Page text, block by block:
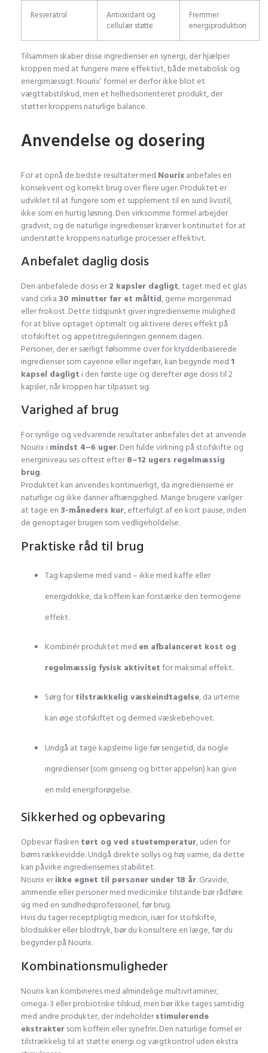
Resveratrol
Antioxidant og
cellulær støtte
Fremmer
energiproduktion
Tilsammen skaber disse ingredienser en synergi, der hjælper
kroppen med at fungere mere effektivt, både metabolisk og
energimæssigt. Nourix’ formel er derfor ikke blot et
vægttabstilskud, men et helhedsorienteret produkt, der
støtter kroppens naturlige balance.
Anvendelse og dosering
For at opnå de bedste resultater med Nourixanbefales en
konsekvent og korrekt brug over flere uger. Produktet er
udviklet til at fungere som et supplement til en sund livsstil,
ikke som en hurtig løsning. Den virksomme formel arbejder
gradvist, og de naturlige ingredienser kræver kontinuitet for at
understøtte kroppens naturlige processer effektivt.
Anbefalet daglig dosis
Den anbefalede dosis er2 kapsler dagligt, taget med et glas
vand cirka 30 minutter før et måltid, gerne morgenmad
eller frokost. Dette tidspunkt giver ingredienserne mulighed
for at blive optaget optimalt og aktivere deres effekt på
stofskiftet og appetitreguleringen gennem dagen.
Personer, der er særligt følsomme over for krydderibaserede
ingredienser som cayenne eller ingefær, kan begynde med1
kapsel dagligt i den første uge og derefter øge dosis til 2
kapsler, når kroppen har tilpasset sig.
Varighed af brug
For synlige og vedvarende resultater anbefales det at anvende
Nourix imindst 4–6 uger. Den fulde virkning på stofskifte og
energiniveau ses oftest efter8–12 ugers regelmæssig
brug.
Produktet kan anvendes kontinuerligt, da ingredienserne er
naturlige og ikke danner afhængighed. Mange brugere vælger
at tage en 3-måneders kur, efterfulgt af en kort pause, inden
de genoptager brugen som vedligeholdelse.
Praktiske råd til brug
Tag kapslerne med vand – ikke med kaffe eller
energidrikke, da koffein kan forstærke den termogene
effekt.
Kombinér produktet med en afbalanceret kost og
regelmæssig fysisk aktivitetfor maksimal effekt.
Sørg fortilstrækkelig væskeindtagelse, da urterne
kan øge stofskiftet og dermed væskebehovet.
Undgå at tage kapslerne lige før sengetid, da nogle
ingredienser (som ginseng og bitter appelsin) kan give
en mild energiforøgelse.
Sikkerhed og opbevaring
Opbevar flasken tørt og ved stuetemperatur, uden for
børns rækkevidde. Undgå direkte sollys og høj varme, da dette
kan påvirke ingrediensernes stabilitet.
Nourix erikke egnet til personer under 18 år. Gravide,
ammende eller personer med medicinske tilstande bør rådføre
sig med en sundhedsprofessionel, før brug.
Hvis du tager receptpligtig medicin, især for stofskifte,
blodsukker eller blodtryk, bør du konsultere en læge, før du
begynder på Nourix.
Kombinationsmuligheder
Nourix kan kombineres med almindelige multivitaminer,
omega-3 eller probiotiske tilskud, men bør ikke tages samtidig
med andre produkter, der indeholderstimulerende
ekstraktersom koffein eller synefrin. Den naturlige formel er
tilstrækkelig til at støtte energi og vægtkontrol uden ekstra